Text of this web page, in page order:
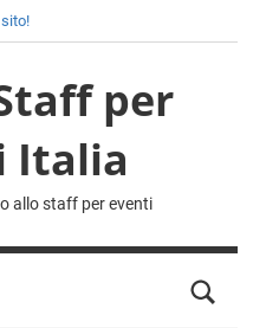
per
Italia
allo staff per eventi